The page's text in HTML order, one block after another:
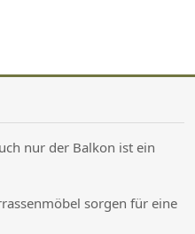
nur der Balkon ist ein
sorgen für eine